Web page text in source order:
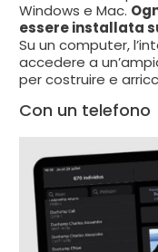
Windows e Mac.
essere installata
Su un computer,
accedere a
per costruire e
Con un telefono